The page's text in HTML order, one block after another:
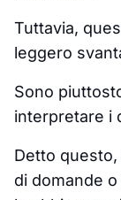
Tuttavia,
leggero
Sono
interpretare i
Detto
di domande